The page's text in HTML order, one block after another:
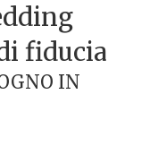
fiducia
IN